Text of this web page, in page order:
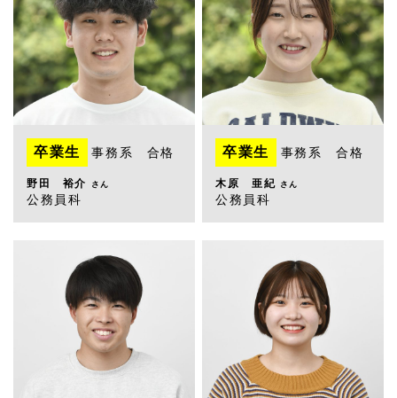
卒業生 事務系 合格
野田 裕介 さん
公務員科
卒業生 事務系 合格
木原 亜紀 さん
公務員科